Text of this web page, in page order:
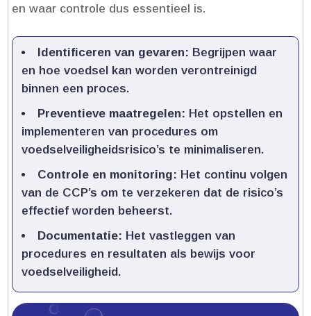
en waar controle dus essentieel is.​
Identificeren van gevaren: Begrijpen waar
en hoe voedsel kan worden verontreinigd
binnen een proces.​
Preventieve maatregelen: Het opstellen en
implementeren van procedures om
voedselveiligheidsrisico’s te minimaliseren.​
Controle en monitoring: Het continu volgen
van de CCP’s om te verzekeren dat de risico’s
effectief worden beheerst.​
Documentatie: Het vastleggen van
procedures en resultaten als bewijs voor
voedselveiligheid.​